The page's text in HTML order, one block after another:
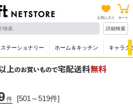
お気に入り カート
詳細検索
ステーショナリー ホーム＆キッチン キャラク
件 [501～519件]